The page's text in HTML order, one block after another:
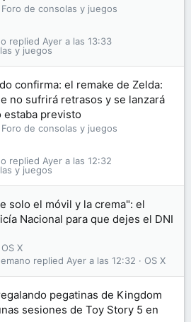
Foro de consolas y juegos
y juegos
Ayer a las 13:33
confirma: el remake de Zelda:
no sufrirá retrasos y se lanzará
estaba previsto
Foro de consolas y juegos
y juegos
Ayer a las 12:32
solo el móvil y la crema": el
Nacional para que dejes el DNI
OS X
OS X
Ayer a las 12:32
pegatinas de Kingdom
sesiones de Toy Story 5 en